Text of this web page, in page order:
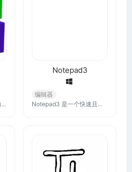
CodeBlocks是一款免费的、开源的、跨平台 C，C++ 和 Fortran IDE，旨在满足用户最高要求。它具有很高的扩展性和完全可配置的插件功能。
Notepad3
编辑器
Notepad3 是一个快速且轻量级的基于 Scintilla 的文本编辑器，具有语法高亮功能。它的内存占用很小，但功能强大，足以处理大多数编程作业。